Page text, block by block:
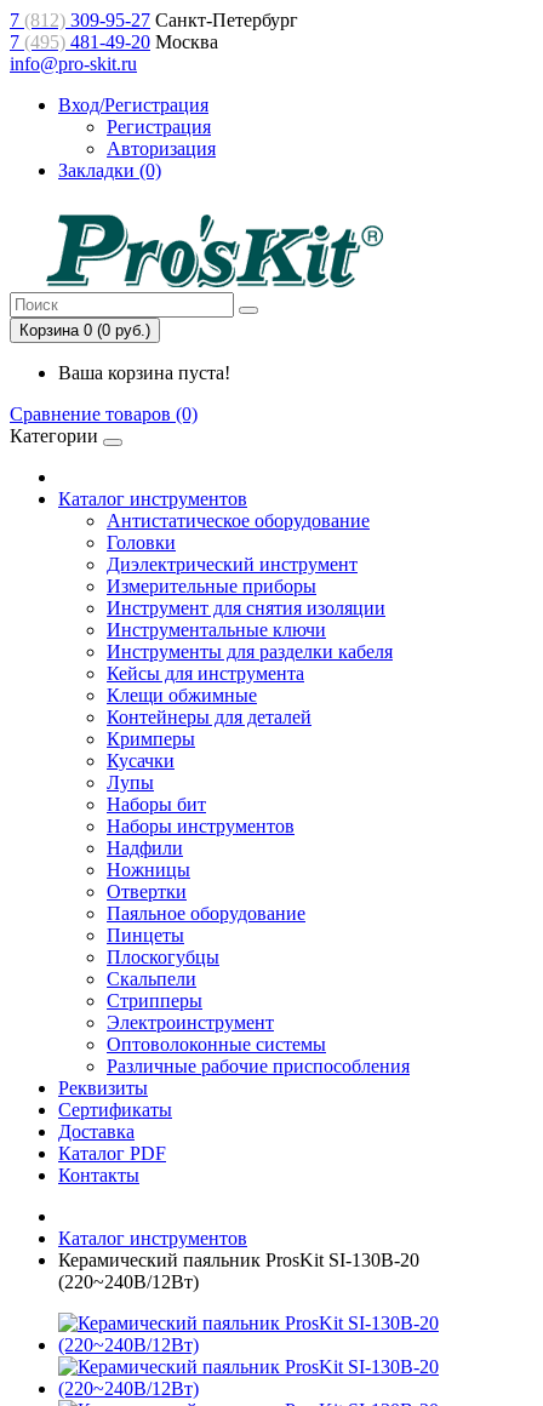
7 (812) 309-95-27 Санкт-Петербург
7 (495) 481-49-20 Москва
info@pro-skit.ru
Вход/Регистрация
Регистрация
Авторизация
Закладки (0)
Корзина 0 (0 руб.)
Ваша корзина пуста!
Сравнение товаров (0)
Категории
Каталог инструментов
Антистатическое оборудование
Головки
Диэлектрический инструмент
Измерительные приборы
Инструмент для снятия изоляции
Инструментальные ключи
Инструменты для разделки кабеля
Кейсы для инструмента
Клещи обжимные
Контейнеры для деталей
Кримперы
Кусачки
Лупы
Наборы бит
Наборы инструментов
Надфили
Ножницы
Отвертки
Паяльное оборудование
Пинцеты
Плоскогубцы
Скальпели
Стрипперы
Электроинструмент
Оптоволоконные системы
Различные рабочие приспособления
Реквизиты
Сертификаты
Доставка
Каталог PDF
Контакты
Каталог инструментов
Керамический паяльник ProsKit SI-130B-20
(220~240В/12Вт)